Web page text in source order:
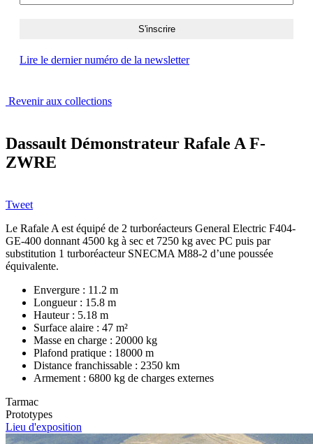
Lire le dernier numéro de la newsletter
Revenir aux collections
Dassault Démonstrateur Rafale A F-
ZWRE
Tweet
Le Rafale A est équipé de 2 turboréacteurs General Electric F404-
GE-400 donnant 4500 kg à sec et 7250 kg avec PC puis par
substitution 1 turboréacteur SNECMA M88-2 d’une poussée
équivalente.
Envergure : 11.2 m
Longueur : 15.8 m
Hauteur : 5.18 m
Surface alaire : 47 m²
Masse en charge : 20000 kg
Plafond pratique : 18000 m
Distance franchissable : 2350 km
Armement : 6800 kg de charges externes
Tarmac
Prototypes
Lieu d'exposition